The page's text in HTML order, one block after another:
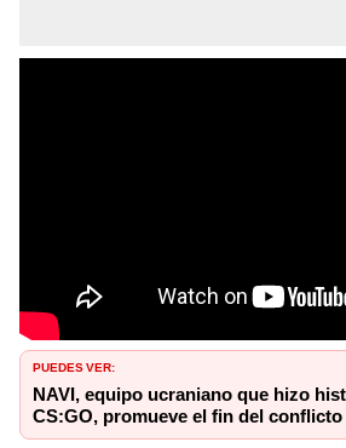
PUEDES VER:
NAVI, equipo ucraniano que hizo
CS:GO, promueve el fin del conflicto